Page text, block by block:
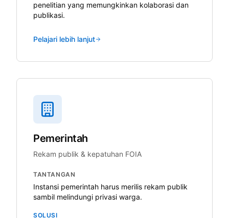
penelitian yang memungkinkan kolaborasi dan
publikasi.
Pelajari lebih lanjut
Pemerintah
Rekam publik & kepatuhan FOIA
TANTANGAN
Instansi pemerintah harus merilis rekam publik
sambil melindungi privasi warga.
SOLUSI